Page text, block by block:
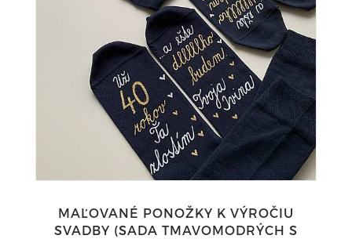
MAĽOVANÉ PONOŽKY K VÝROČIU
SVADBY (SADA TMAVOMODRÝCH S